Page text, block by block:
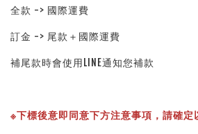
全款 -> 國際運費
訂金 -> 尾款＋國際運費
補尾款時會使用LINE通知您補款
※下標後意即同意下方注意事項，請確定